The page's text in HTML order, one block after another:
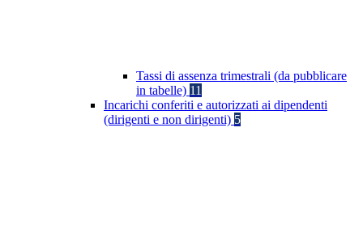
Tassi di assenza trimestrali (da pubblicare
in tabelle) 11
Incarichi conferiti e autorizzati ai dipendenti
(dirigenti e non dirigenti) 5